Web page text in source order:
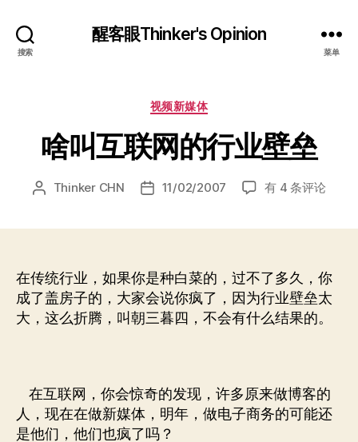
搜索
醒客眼Thinker's Opinion
菜单
分
视频新媒体
啥叫互联网的行业壁垒
文 Thinker CHN
发 11/02/2007
啥
的
行
业
壁
有 4 条评论
在传统行业，如果你是种白菜的，过不了多久，你
成了盖房子的，大家会说你疯了，因为行业壁垒太
大，这么折腾，叫朝三暮四，不会有什么结果的。
在互联网，你会惊奇的发现，许多原来做博客的
人，现在在做新媒体，明年，做电子商务的可能还
是他们，他们也疯了吗？